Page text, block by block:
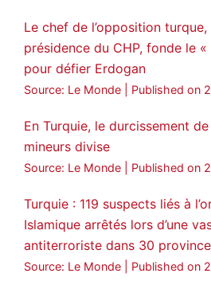
Amitiés kurdes de
MedyaNews
🔴DEM Party Imrali
#AbdullahÖcalan
#ImralıIsland
🔗 https://
3 2 Twitter
Voir plus...
Le chef de l’opposition
présidence du CHP, fonde le
pour défier Erdogan
Source: Le Monde Published on
En Turquie, le durcissement
mineurs divise
Source: Le Monde Published on
Turquie : 119 suspects liés à
Islamique arrêtés lors d’une
antiterroriste dans 30
Source: Le Monde Published on